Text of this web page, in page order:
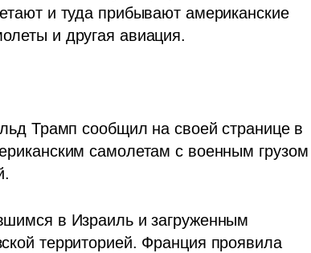
и туда прибывают американские
и другая авиация.
Трамп сообщил на своей странице в
самолетам с военным грузом
в Израиль и загруженным
территорией. Франция проявила